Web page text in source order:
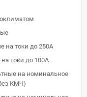
на токи до 250А
токи до 100А
на номинальное
КМЧ)